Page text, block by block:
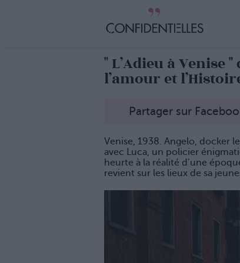
" L’Adieu à Venise
l’amour et
Partager sur
Venise, 1938. Angelo, docker
avec Luca, un policier
heurte à la réalité d’une
revient sur les lieux de sa